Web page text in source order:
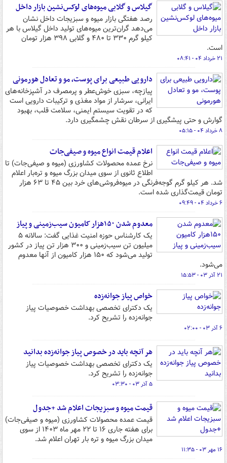
گیلاس و گلابی میوه‌های لوکس‌نشین بازار داخل
رصد هفتگی بازار میوه و سبزیجات داخل نشان
می‌دهد گران‌ترین میوه‌های تولید داخل گیلاس با هر
کیلو گرم ۳۳۰ تا ۴۸۰ و گلابی ۳۹۸ هزار تومان
است.
۲۱ خرداد ۰۴ - ۰۸:۴۱
دارویی طبیعی برای پوست، مو و تعادل هورمونی
پیازچه، سبزی خوش‌عطر و پرمصرف در آشپزخانه‌های
ایرانی، سرشار از مواد مغذی و ترکیبات دارویی است
که در تقویت سیستم ایمنی، سلامت قلب، بهبود
گوارش و حتی پیشگیری از سرطان نقش چشمگیری دارد.
۸ خرداد ۰۴ - ۰۵:۱۵
اعلام قیمت انواع میوه و صیفی‌جات
نرخ عمده محصولات کشاورزی (میوه و صیفی‌جات) تا
اطلاع ثانوی از سوی میدان بزرگ میوه و تره‌بار اعلام
شد. هر کیلو گرم گوجه‌فرنگی در میوه‌فروشی‌های خرد بین ۴۵ تا ۶۳ هزار
تومان قیمت‌گذاری شده است.
۶ خرداد ۰۴ - ۰۹:۴۹
معدوم شدن ۱۵۰هزار کامیون سیب‌زمینی و پیاز
یک کارشناس حوزه امنیت غذایی گفت: سالانه ۵
میلیون تن سیب‌زمینی و ۳۰۰ هزار تن پیاز در کشور
تولید می‌شود که ۱۵۰ هزار کامیون از آنها معدوم
می‌شود.
۲۱ آذر ۰۳ - ۱۵:۵۳
خواص پیاز جوانه‌زده
یک دکترای تخصصی بهداشت خصوصیات پیاز
جوانه‌زده را تشریح کرد.
۶ آذر ۰۳ - ۰۲:۰۰
هر آنچه باید در خصوص پیاز جوانه‌زده بدانید
یک دکترای تخصصی بهداشت خصوصیات پیاز
جوانه‌زده را تشریح کرد.
۵ آذر ۰۳ - ۰۳:۳۰
قیمت میوه و سبزیجات اعلام شد +جدول
قیمت عمده محصولات کشاورزی (میوه و صیفی‌جات)
برای هفته جاری ۱۶ تا ۲۲ مهر ماه ۱۴۰۳ از سوی
میدان بزرگ میوه و تره بار تهران اعلام شد.
۱۶ مهر ۰۳ - ۱۱:۳۵